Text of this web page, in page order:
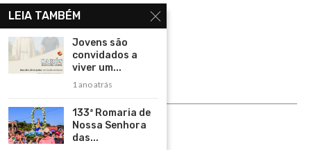
Assinar
Contato
Política de Privacidade
Rádio Maristela - Ao Vivo
ASSINE
LEIA TAMBÉM
Jovens são
convidados a
viver um...
1 ano atrás
133ª Romaria de
Nossa Senhora
das...